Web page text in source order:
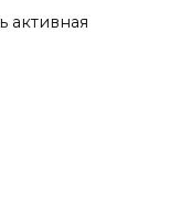
активная